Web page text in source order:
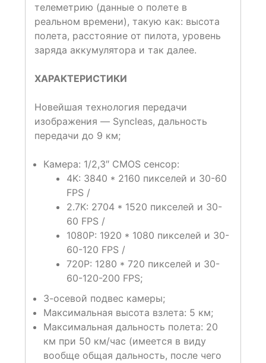
телеметрию (данные о полете в
реальном времени), такую как: высота
полета, расстояние от пилота, уровень
заряда аккумулятора и так далее.
ХАРАКТЕРИСТИКИ
Новейшая технология передачи
изображения — Syncleas, дальность
передачи до 9 км;
Камера: 1/2,3″ CMOS сенсор:
4K: 3840 * 2160 пикселей и 30-60
FPS /
2.7K: 2704 * 1520 пикселей и 30-
60 FPS /
1080P: 1920 * 1080 пикселей и 30-
60-120 FPS /
720P: 1280 * 720 пикселей и 30-
60-120-200 FPS;
3-осевой подвес камеры;
Максимальная высота взлета: 5 км;
Максимальная дальность полета: 20
км при 50 км/час (имеется в виду
вообще общая дальность, после чего